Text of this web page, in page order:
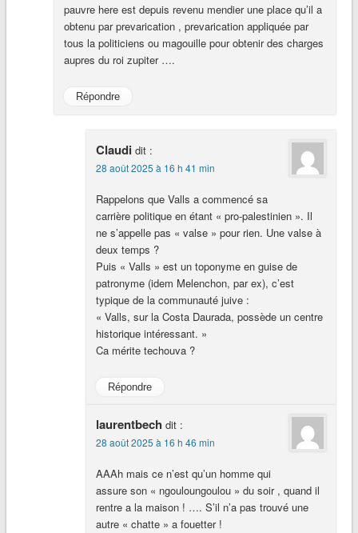
pauvre here est depuis revenu mendier une place qu’il a
obtenu par prevarication , prevarication appliquée par
tous la politiciens ou magouille pour obtenir des charges
aupres du roi zupiter ….
Répondre
Claudi dit :
28 août 2025 à 16 h 41 min
Rappelons que Valls a commencé sa
carrière politique en étant « pro-palestinien ». Il
ne s’appelle pas « valse » pour rien. Une valse à
deux temps ?
Puis « Valls » est un toponyme en guise de
patronyme (idem Melenchon, par ex), c’est
typique de la communauté juive :
« Valls, sur la Costa Daurada, possède un centre
historique intéressant. »
Ca mérite techouva ?
Répondre
laurentbech dit :
28 août 2025 à 16 h 46 min
AAAh mais ce n’est qu’un homme qui
assure son « ngouloungoulou » du soir , quand il
rentre a la maison ! …. S’il n’a pas trouvé une
autre « chatte » a fouetter !